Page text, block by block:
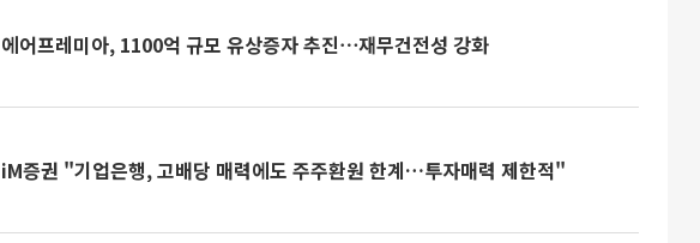
에어프레미아, 1100억 규모 유상증자 추진⋯재무건전성 강화
iM증권 "기업은행, 고배당 매력에도 주주환원 한계…투자매력 제한적"